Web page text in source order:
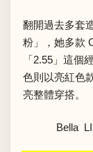
翻開過去多套
粉」，她多款
「2.55」這個
色則以亮紅色
亮整體穿搭。
Bella